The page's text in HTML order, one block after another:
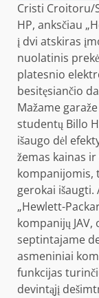
Cristi Croitoru/
HP, anksčiau
į dvi atskiras
nuolatinis
platesnio
besitęsiančio
Mažame
studentų Billo
išaugo dėl
žemas kainas
kompanijomis,
gerokai išaugti.
„Hewlett-
kompanijų
septintajame
asmeniniai
funkcijas
devintąjį